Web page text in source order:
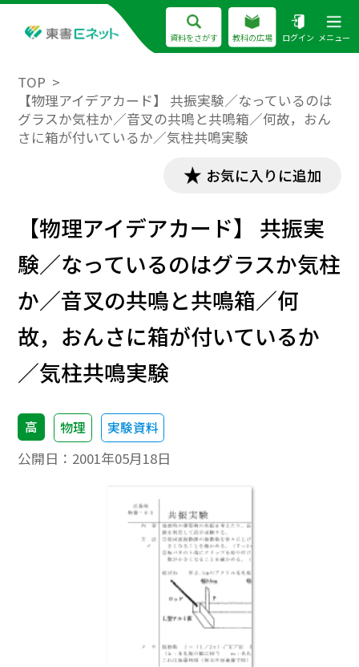
資料をさがす 教科の広場 ログイン メニュー
TOP
【物理アイデアカード】 共振実験／なっているのは
グラスか気柱か／音叉の共鳴と共鳴箱／何故，おん
さに箱が付いているか／気柱共鳴実験
お気に入りに追加
【物理アイデアカード】 共振実
験／なっているのはグラスか気柱
か／音叉の共鳴と共鳴箱／何
故，おんさに箱が付いているか
／気柱共鳴実験
高 物理 実験資料
公開日： 2001年05月18日